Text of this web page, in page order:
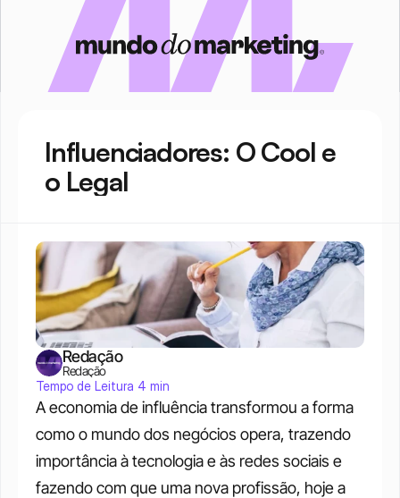
Influenciadores: O Cool e
o Legal
A economia de influência transformou a forma
como o mundo dos negócios opera, trazendo
importância à tecnologia e às redes sociais e
fazendo com que uma nova profissão, hoje a
Redação
Redação
Tempo de Leitura 4 min